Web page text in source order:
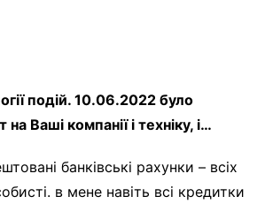
подій. 10.06.2022 було
Ваші компанії і техніку, і…
банківські рахунки – всіх
в мене навіть всі кредитки